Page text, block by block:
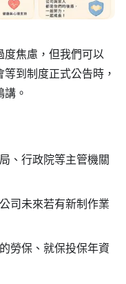
焦慮，但我們可以
等到制度正式公告時，
。
、行政院等主管機關
司未來若有新制作業
勞保、就保投保年資